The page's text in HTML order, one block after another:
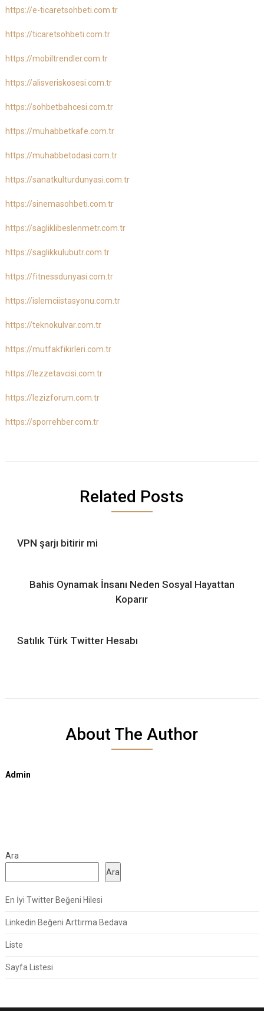
https://e-ticaretsohbeti.com.tr
https://ticaretsohbeti.com.tr
https://mobiltrendler.com.tr
https://alisveriskosesi.com.tr
https://sohbetbahcesi.com.tr
https://muhabbetkafe.com.tr
https://muhabbetodasi.com.tr
https://sanatkulturdunyasi.com.tr
https://sinemasohbeti.com.tr
https://sagliklibeslenmetr.com.tr
https://saglikkulubutr.com.tr
https://fitnessdunyasi.com.tr
https://islemciistasyonu.com.tr
https://teknokulvar.com.tr
https://mutfakfikirleri.com.tr
https://lezzetavcisi.com.tr
https://lezizforum.com.tr
https://sporrehber.com.tr
Related Posts
VPN şarjı bitirir mi
Bahis Oynamak İnsanı Neden Sosyal Hayattan
Koparır
Satılık Türk Twitter Hesabı
About The Author
Admin
Ara
Ara
En İyi Twitter Beğeni Hilesi
Linkedin Beğeni Arttırma Bedava
Liste
Sayfa Listesi